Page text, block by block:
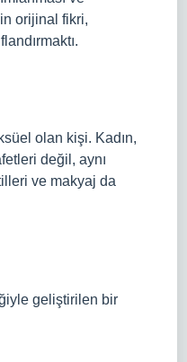
orijinal fikri,
olan kişi. Kadın,
değil, aynı
ve makyaj da
geliştirilen bir